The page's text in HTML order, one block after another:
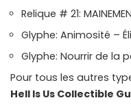
Relique # 21:
Glyphe: Animosité –
Glyphe: Nourrir de la
Pour tous les autres
Hell Is Us Collectible